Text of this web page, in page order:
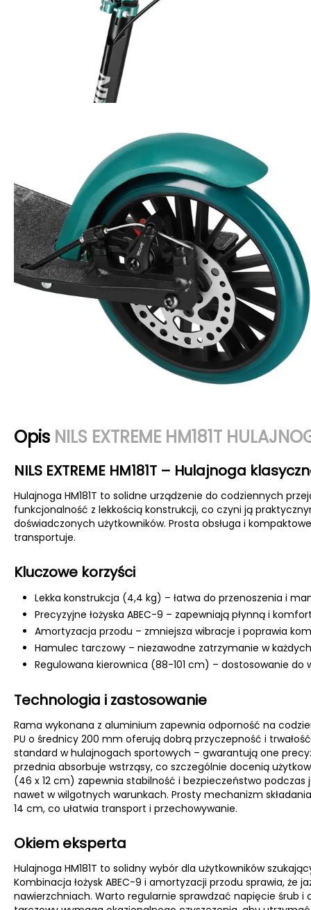
Opis NILS EXTREME HM181T
NILS EXTREME HM181T – Hulajnoga
Hulajnoga HM181T to solidne urządzenie do codziennych
funkcjonalność z lekkością konstrukcji, co czyni ją
doświadczonych użytkowników. Prosta obsługa i
transportuje.
Kluczowe korzyści
Lekka konstrukcja (4,4 kg) – łatwa do przenoszenia i
Precyzyjne łożyska ABEC-9 – zapewniają płynną i
Amortyzacja przodu – zmniejsza wibracje i poprawia
Hamulec tarczowy – niezawodne zatrzymanie w
Regulowana kierownica (88-101 cm) – dostosowanie do
Technologia i zastosowanie
Rama wykonana z aluminium zapewnia odporność na
PU o średnicy 200 mm oferują dobrą przyczepność i
standard w hulajnogach sportowych – gwarantują one
przednia absorbuje wstrząsy, co szczególnie docenią
(46 x 12 cm) zapewnia stabilność i bezpieczeństwo
nawet w wilgotnych warunkach. Prosty mechanizm
14 cm, co ułatwia transport i przechowywanie.
Okiem eksperta
Hulajnoga HM181T to solidny wybór dla użytkowników
Kombinacja łożysk ABEC-9 i amortyzacji przodu sprawia,
nawierzchniach. Warto regularnie sprawdzać napięcie śrub i